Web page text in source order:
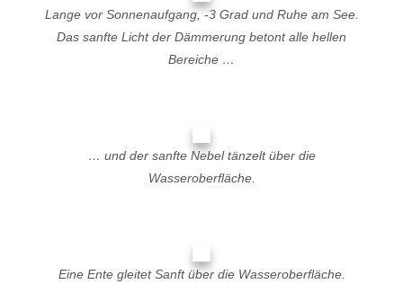
Lange vor Sonnenaufgang, -3 Grad und Ruhe am See.
Das sanfte Licht der Dämmerung betont alle hellen
Bereiche …
… und der sanfte Nebel tänzelt über die
Wasseroberfläche.
Eine Ente gleitet Sanft über die Wasseroberfläche.